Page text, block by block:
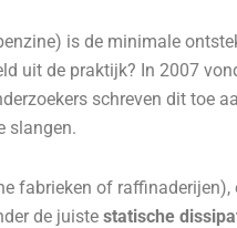
is de minimale
uit de praktijk? In 2007
schreven dit toe
slangen.
fabrieken of raffinaderijen),
de juiste statische